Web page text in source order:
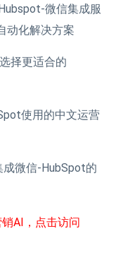
微信集成服
动化解决方案
择更适合的
使用的中文运营
成微信-HubSpot的
AI，点击访问